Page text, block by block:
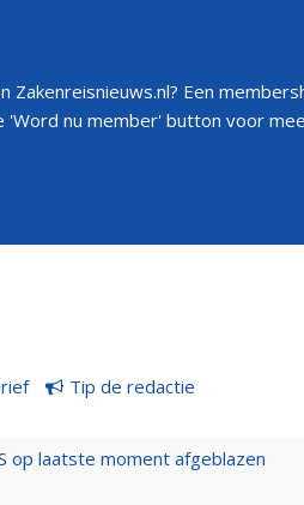
Zakenreisnieuws.nl? Een
'Word nu member' button voor
Tip de redactie
op laatste moment afgeblazen